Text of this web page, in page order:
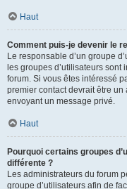
Haut
Comment puis-je devenir le
Le responsable d’un groupe
les groupes d’utilisateurs
forum. Si vous êtes intéressé
premier contact devrait être
envoyant un message privé.
Haut
Pourquoi certains groupes
différente ?
Les administrateurs du forum
groupe d’utilisateurs afin de